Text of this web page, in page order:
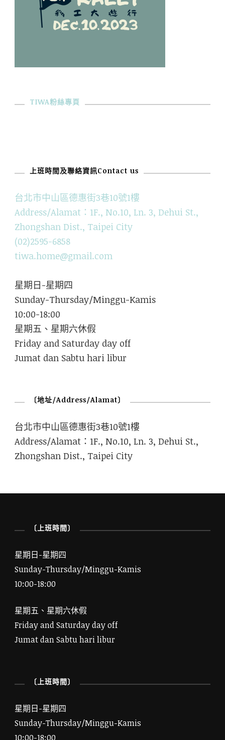
TIWA粉絲專頁
上班時間及聯絡資訊Contact us
台北市中山區德惠街3巷10號1樓
Address/Alamat：1F., No.10, Ln. 3, Dehui St.,
Zhongshan Dist., Taipei City
(02)2595-6858
tiwa.home@gmail.com
星期日-星期四
Sunday-Thursday/Minggu-Kamis
10:00-18:00
星期五、星期六休假
Friday and Saturday day off
Jumat dan Sabtu hari libur
〔地址/Address/Alamat〕
台北市中山區德惠街3巷10號1樓
Address/Alamat：1F., No.10, Ln. 3, Dehui St.,
Zhongshan Dist., Taipei City
〔上班時間〕
星期日-星期四
Sunday-Thursday/Minggu-Kamis
10:00-18:00
星期五、星期六休假
Friday and Saturday day off
Jumat dan Sabtu hari libur
〔上班時間〕
星期日-星期四
Sunday-Thursday/Minggu-Kamis
10:00-18:00